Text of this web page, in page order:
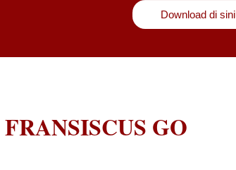
Download di sini
FRANSISCUS GO